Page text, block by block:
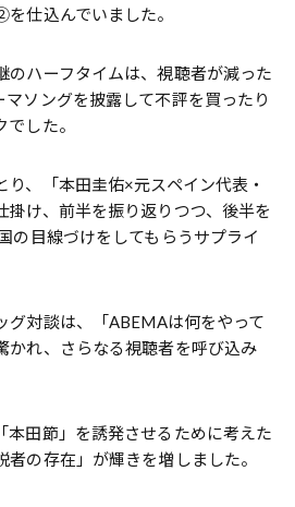
仕込んでいました。
のハーフタイムは、視聴者が減った
マソングを披露して不評を買ったり
した。
り、「本田圭佑×元スペイン代表・
掛け、前半を振り返りつつ、後半を
の目線づけをしてもらうサプライ
グ対談は、「ABEMAは何をやって
かれ、さらなる視聴者を呼び込み
本田節」を誘発させるために考えた
の存在」が輝きを増しました。